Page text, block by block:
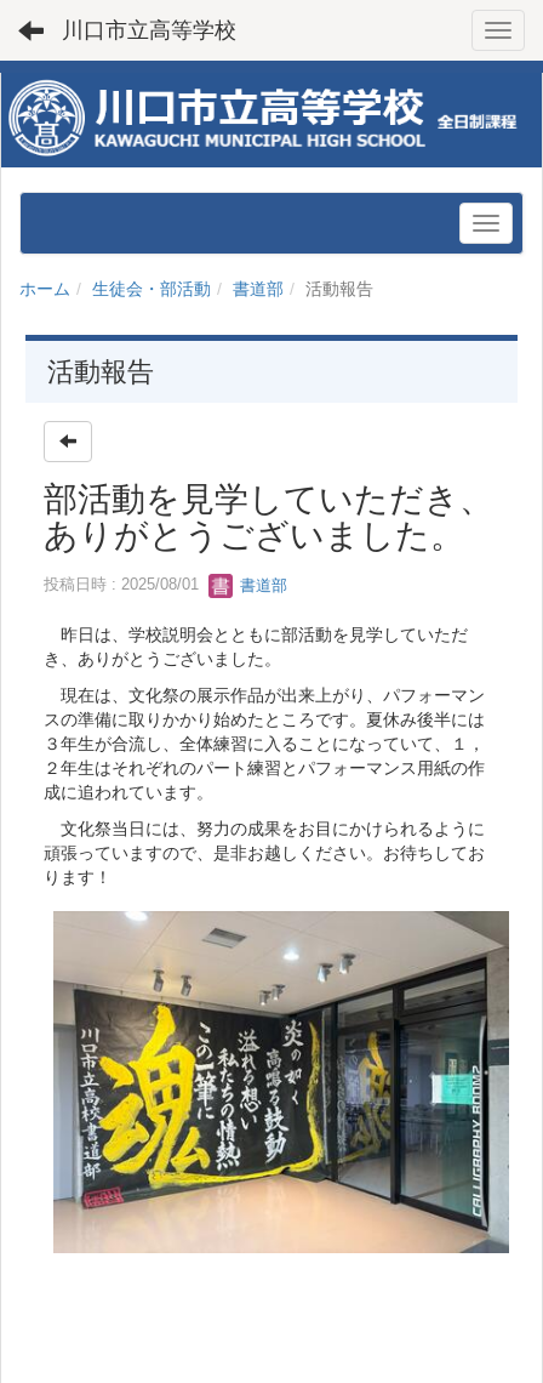
川口市立高等学校
ホーム 生徒会・部活動 書道部 活動報告
活動報告
部活動を見学していただき、
ありがとうございました。
投稿日時 : 2025/08/01 書道部
昨日は、学校説明会とともに部活動を見学していただ
き、ありがとうございました。
現在は、文化祭の展示作品が出来上がり、パフォーマン
スの準備に取りかかり始めたところです。夏休み後半には
３年生が合流し、全体練習に入ることになっていて、１，
２年生はそれぞれのパート練習とパフォーマンス用紙の作
成に追われています。
文化祭当日には、努力の成果をお目にかけられるように
頑張っていますので、是非お越しください。お待ちしてお
ります！